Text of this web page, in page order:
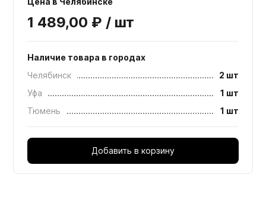
1 489,00 ₽ / шт
Наличие товара в городах
Челябинск
2 шт
Уфа
1 шт
Тюмень
1 шт
Добавить в корзину